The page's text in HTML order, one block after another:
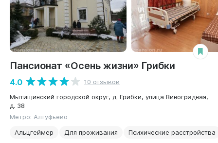
Пансионат «Осень жизни» Грибки
4.0
10 отзывов
Мытищинский городской округ, д. Грибки, улица Виноградная,
д. 38
Метро: Алтуфьево
Альцгеймер
Для проживания Психические расстройства